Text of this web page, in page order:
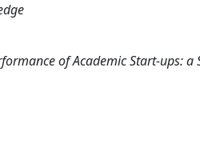
of Academic Start-ups: a